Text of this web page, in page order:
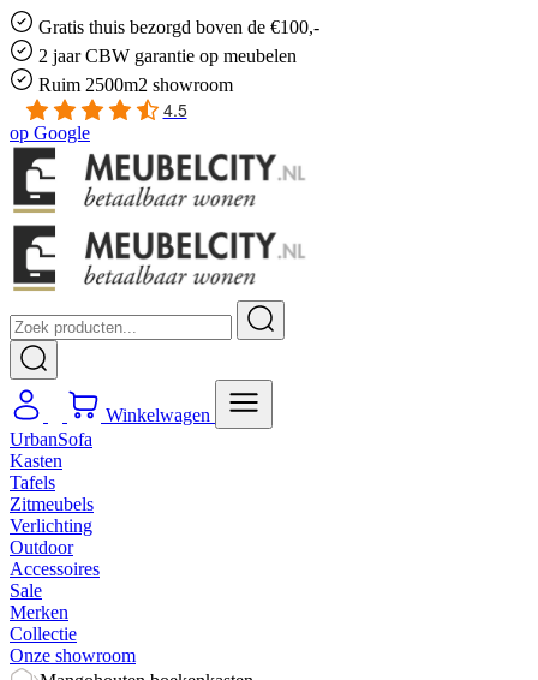
Gratis thuis bezorgd boven de €100,-
2 jaar CBW garantie op meubelen
Ruim 2500m2 showroom
4.5
op Google
Winkelwagen
UrbanSofa
Kasten
Tafels
Zitmeubels
Verlichting
Outdoor
Accessoires
Sale
Merken
Collectie
Onze showroom